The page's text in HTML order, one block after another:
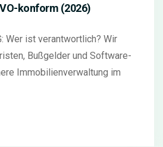
konform (2026)
Wer ist verantwortlich? Wir
Bußgelder und Software-
Immobilienverwaltung im